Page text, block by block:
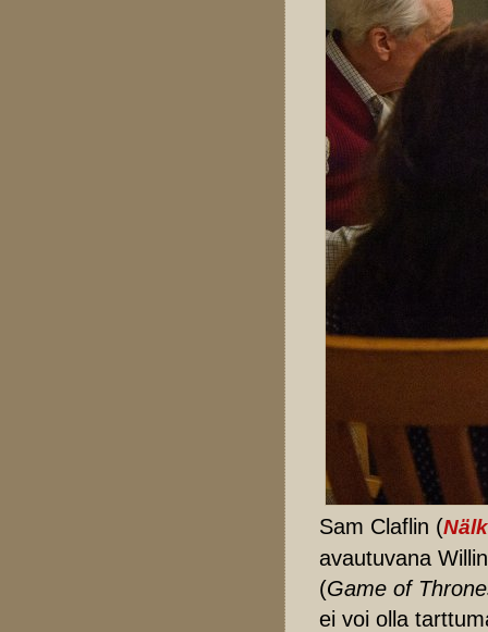
Sam Claflin (
avautuvana
(Game of
ei voi olla